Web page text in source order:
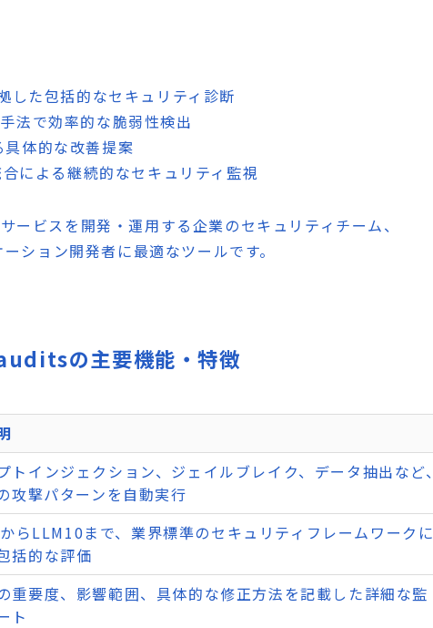
した包括的なセキュリティ診断
法で効率的な脆弱性検出
体的な改善提案
による継続的なセキュリティ監視
ービスを開発・運用する企業のセキュリティチーム、
ション開発者に最適なツールです。
の主要機能・特徴
トインジェクション、ジェイルブレイク、データ抽出など、
攻撃パターンを自動実行
らLLM10まで、業界標準のセキュリティフレームワークに
括的な評価
重要度、影響範囲、具体的な修正方法を記載した詳細な監
ト